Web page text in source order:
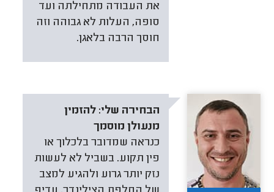
את העבודה מתחילתה ועד
סופה, העלות לא גבוהה וזה
חוסך הרבה בלאגן.
הבחירה שלי: להזמין
מנעולן מוסמך
כנראה שמדובר בלכלוך או
פין תקוע. בשביל לא לעשות
נזק יותר גרוע ולהגיע למצב